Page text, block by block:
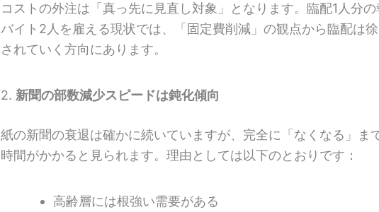
コストの外注は「真っ先に見直し対象」となります。臨配1人分
バイト2人を雇える現状では、「固定費削減」の観点から臨配は
されていく方向にあります。
2. 新聞の部数減少スピードは鈍化傾向
紙の新聞の衰退は確かに続いていますが、完全に「なくなる」ま
時間がかかると見られます。理由としては以下のとおりです：
高齢層には根強い需要がある